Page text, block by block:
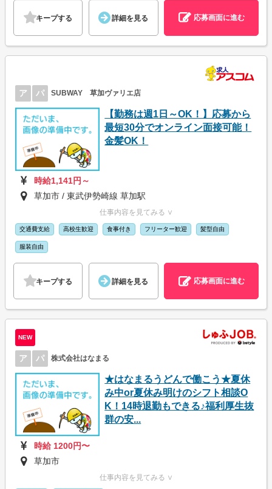
キープする 詳細を見る 応募画面に進む
ア パ SUBWAY 草加ヴァリエ店
【勤務は週1日～OK！】応募から
最短30分でオンライン面接可能！
金髪OK！
時給1,141円～
草加市 / 東武伊勢崎線 草加駅
仕事内容を見てみる ∨
交通費支給 高校生歓迎 食事付き フリーター歓迎 髪型自由
服装自由
キープする 詳細を見る 応募画面に進む
NEW
ア パ 株式会社はなまる
★はなまるうどんで働こう★夏休
み中or夏休み明けのシフト相談O
K！14時退勤もできる♪福利厚生抜
群の安...
時給 1200円〜
草加市
仕事内容を見てみる ∨